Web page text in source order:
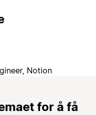
Notion
for å få